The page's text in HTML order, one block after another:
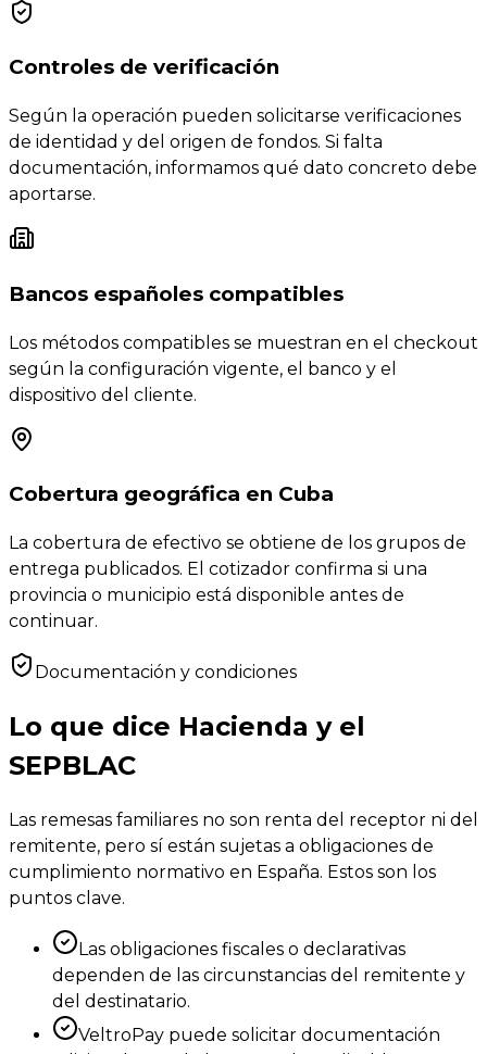
Controles de verificación
Según la operación pueden solicitarse verificaciones
de identidad y del origen de fondos. Si falta
documentación, informamos qué dato concreto debe
aportarse.
Bancos españoles compatibles
Los métodos compatibles se muestran en el checkout
según la configuración vigente, el banco y el
dispositivo del cliente.
Cobertura geográfica en Cuba
La cobertura de efectivo se obtiene de los grupos de
entrega publicados. El cotizador confirma si una
provincia o municipio está disponible antes de
continuar.
Documentación y condiciones
Lo que dice Hacienda y el
SEPBLAC
Las remesas familiares no son renta del receptor ni del
remitente, pero sí están sujetas a obligaciones de
cumplimiento normativo en España. Estos son los
puntos clave.
Las obligaciones fiscales o declarativas
dependen de las circunstancias del remitente y
del destinatario.
VeltroPay puede solicitar documentación